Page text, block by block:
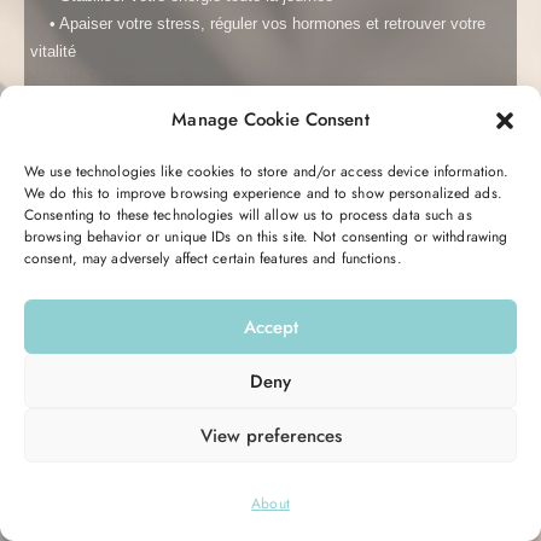
Manage Cookie Consent
We use technologies like cookies to store and/or access device information.
We do this to improve browsing experience and to show personalized ads.
Consenting to these technologies will allow us to process data such as
browsing behavior or unique IDs on this site. Not consenting or withdrawing
consent, may adversely affect certain features and functions.
Accept
Deny
View preferences
About
Se connecter
Hello Good Shape
• Apaiser votre stress, réguler vos hormones et retrouver votre
vitalité
C’est totalement gratuit et transformant.
Vous recevrez pendant 5 jours un email avec des conseils, des
astuces, et une action à réaliser pour retrouver votre équilibre
hormonal et votre énergie.
Entrez votre email ici pour commencer :